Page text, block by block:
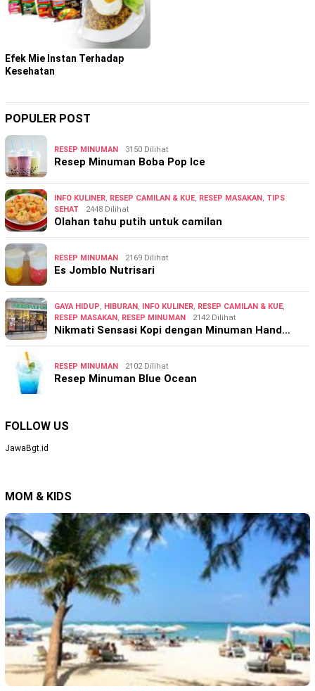
Efek Mie Instan Terhadap
Kesehatan
POPULER POST
RESEP MINUMAN 3150 Dilihat
Resep Minuman Boba Pop Ice
INFO KULINER, RESEP CAMILAN & KUE, RESEP MASAKAN , TIPS
SEHAT
2448 Dilihat
Olahan tahu putih untuk camilan
RESEP MINUMAN 2169 Dilihat
Es Jomblo Nutrisari
GAYA HIDUP, HIBURAN , INFO KULINER, RESEP CAMILAN & KUE,
RESEP MASAKAN , RESEP MINUMAN 2142 Dilihat
Nikmati Sensasi Kopi dengan Minuman Hand…
RESEP MINUMAN 2102 Dilihat
Resep Minuman Blue Ocean
FOLLOW US
JawaBgt.id
MOM & KIDS